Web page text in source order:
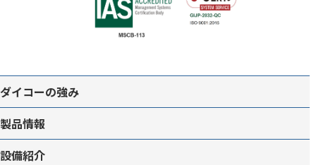
ダイコーの強み
製品情報
設備紹介